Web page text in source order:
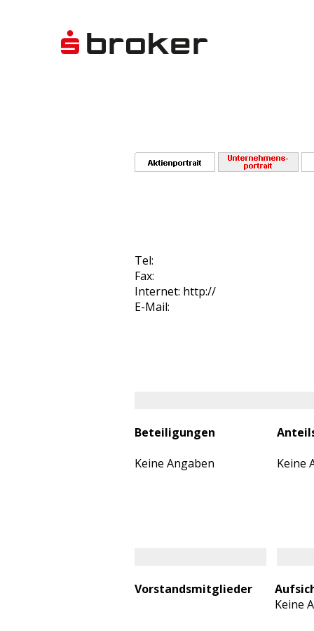
Tel:
Fax:
Internet: http://
E-Mail:
Beteiligungen
Keine Angaben
Keine
Vorstandsmitglieder
Keine